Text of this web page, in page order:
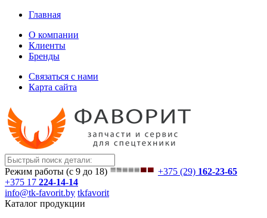
Главная
О компании
Клиенты
Бренды
Связаться с нами
Карта сайта
Режим работы (с 9 до 18) +375 (29) 162-23-65
+375 17 224-14-14
info@tk-favorit.by tkfavorit
Каталог продукции